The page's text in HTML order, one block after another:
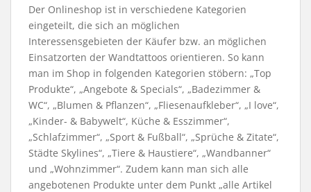
Der Onlineshop ist in verschiedene Kategorien
eingeteilt, die sich an möglichen
Interessensgebieten der Käufer bzw. an möglichen
Einsatzorten der Wandtattoos orientieren. So kann
man im Shop in folgenden Kategorien stöbern: „Top
Produkte“, „Angebote & Specials“, „Badezimmer &
WC“, „Blumen & Pflanzen“, „Fliesenaufkleber“, „I love“,
„Kinder- & Babywelt“, Küche & Esszimmer“,
„Schlafzimmer“, „Sport & Fußball“, „Sprüche & Zitate“,
Städte Skylines“, „Tiere & Haustiere“, „Wandbanner“
und „Wohnzimmer“. Zudem kann man sich alle
angebotenen Produkte unter dem Punkt „alle Artikel